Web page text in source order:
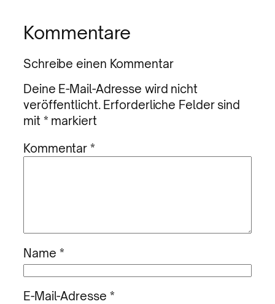
Kommentare
Schreibe einen Kommentar
Deine E-Mail-Adresse wird nicht
veröffentlicht. Erforderliche Felder sind
mit * markiert
Kommentar*
Name *
E-Mail-Adresse *